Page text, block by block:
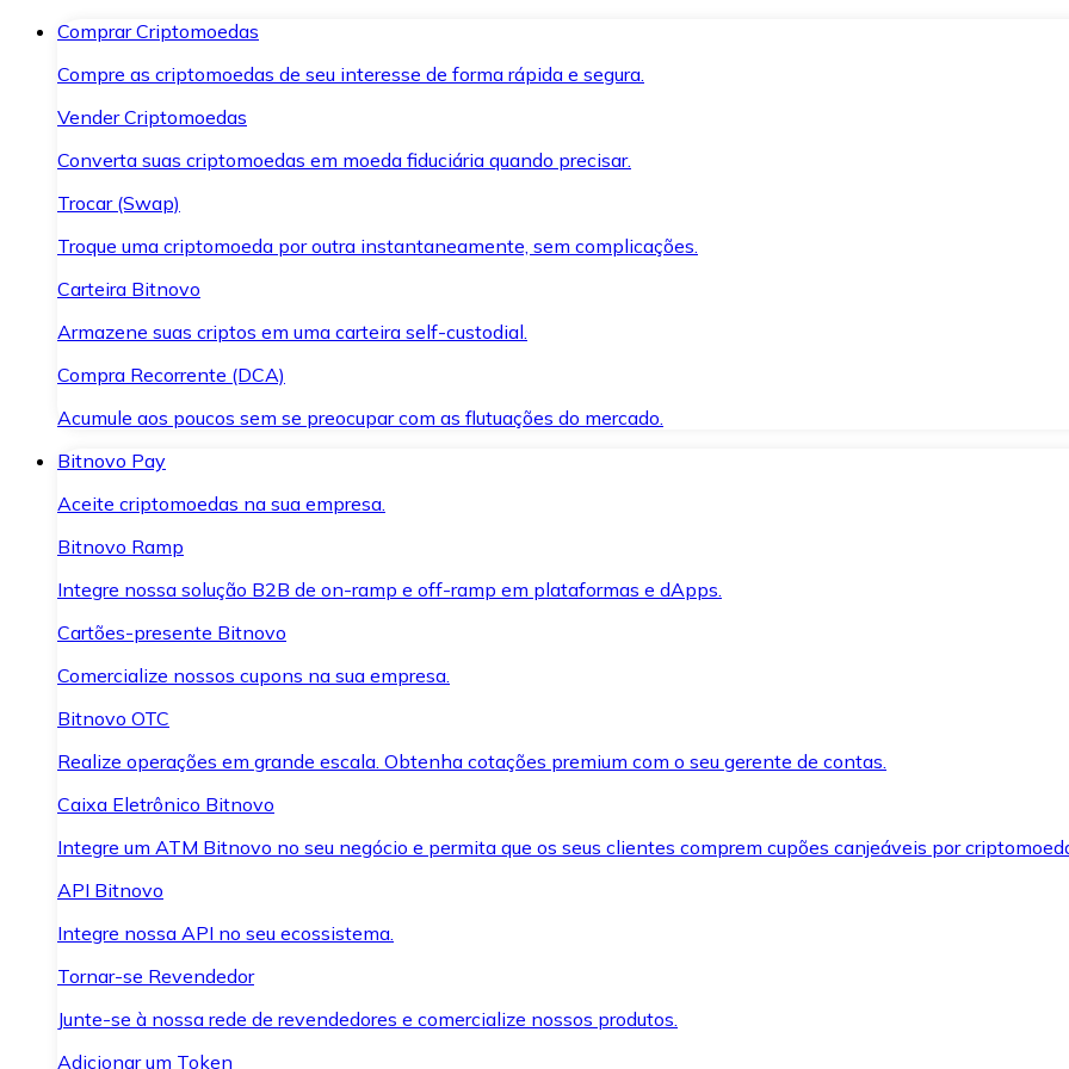
Comprar Criptomoedas
Compre as criptomoedas de seu interesse de forma rápida e segura.
Vender Criptomoedas
Converta suas criptomoedas em moeda fiduciária quando precisar.
Trocar (Swap)
Troque uma criptomoeda por outra instantaneamente, sem complicações.
Carteira Bitnovo
Armazene suas criptos em uma carteira self-custodial.
Compra Recorrente (DCA)
Acumule aos poucos sem se preocupar com as flutuações do mercado.
Bitnovo Pay
Aceite criptomoedas na sua empresa.
Bitnovo Ramp
Integre nossa solução B2B de on-ramp e off-ramp em plataformas e dApps.
Cartões-presente Bitnovo
Comercialize nossos cupons na sua empresa.
Bitnovo OTC
Realize operações em grande escala. Obtenha cotações premium com o seu gerente de contas.
Caixa Eletrônico Bitnovo
Integre um ATM Bitnovo no seu negócio e permita que os seus clientes comprem cupões canjeáveis por
API Bitnovo
Integre nossa API no seu ecossistema.
Tornar-se Revendedor
Junte-se à nossa rede de revendedores e comercialize nossos produtos.
Adicionar um Token